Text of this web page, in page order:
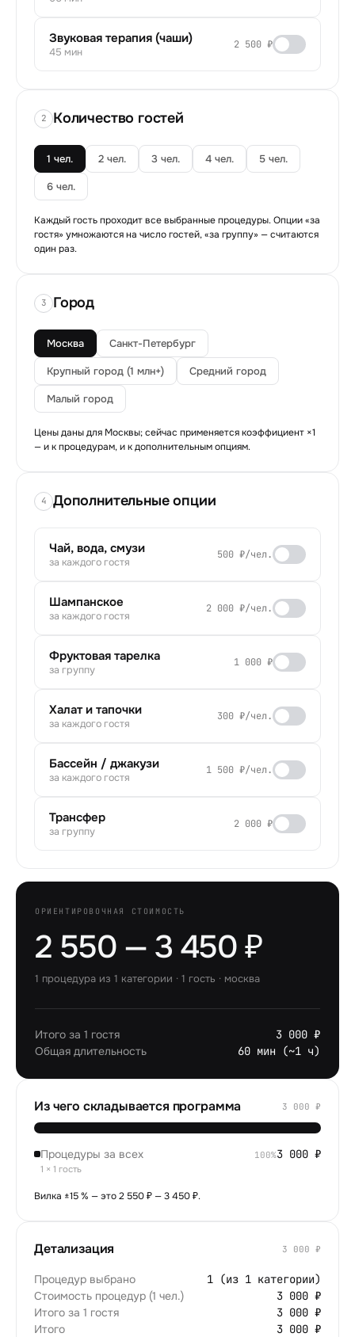
Звуковая терапия (чаши)
45 мин
2 500 ₽
2 Количество гостей
1 чел. 2 чел. 3 чел. 4 чел. 5 чел.
6 чел.
Каждый гость проходит все выбранные процедуры. Опции «за
гостя» умножаются на число гостей, «за группу» — считаются
один раз.
3 Город
Москва Санкт-Петербург
Крупный город (1 млн+) Средний город
Малый город
Цены даны для Москвы; сейчас применяется коэффициент ×1
— и к процедурам, и к дополнительным опциям.
4 Дополнительные опции
Чай, вода, смузи
за каждого гостя
500 ₽/чел.
Шампанское
за каждого гостя
2 000 ₽/чел.
Фруктовая тарелка
за группу
1 000 ₽
Халат и тапочки
за каждого гостя
300 ₽/чел.
Бассейн / джакузи
за каждого гостя
1 500 ₽/чел.
Трансфер
за группу
2 000 ₽
ОРИЕНТИРОВОЧНАЯ СТОИМОСТЬ
2 550 — 3 450 ₽
1 процедура из 1 категории · 1 гость · москва
Итого за 1 гостя
3 000 ₽
Общая длительность
60 мин (~1 ч)
Из чего складывается программа 3 000 ₽
Процедуры за всех
1 × 1 гость
100%3 000 ₽
Вилка ±15 % — это 2 550 ₽ — 3 450 ₽.
Детализация 3 000 ₽
Процедур выбрано
1 (из 1 категории)
Стоимость процедур (1 чел.)
3 000 ₽
Итого за 1 гостя
3 000 ₽
Итого
3 000 ₽